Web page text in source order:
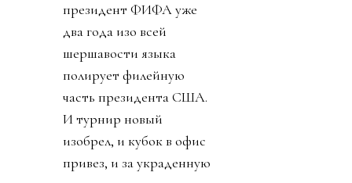
президент ФИФА уже
два года изо всей
шершавости языка
полирует филейную
часть президента США.
И турнир новый
изобрел, и кубок в офис
привез, и за украденную